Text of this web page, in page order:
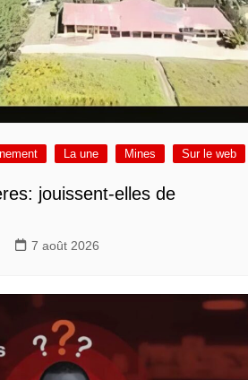
La une Mines Sur le web
jouissent-elles de
7 août 2026